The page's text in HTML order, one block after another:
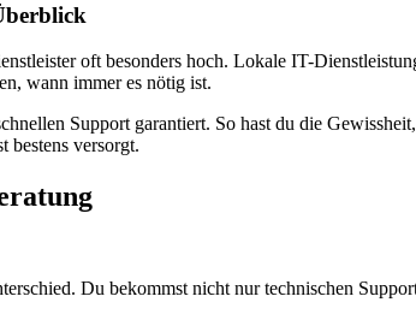
oft besonders hoch. Lokale IT-
wann immer es nötig ist.
Support garantiert. So hast du die
bestens versorgt.
Du bekommst nicht nur technischen